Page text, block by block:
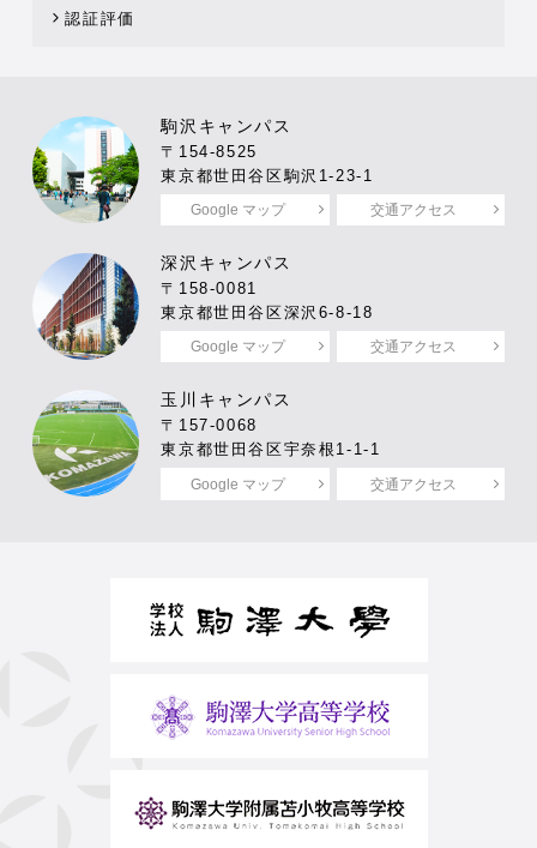
認証評価
駒沢キャンパス
〒154-8525
東京都世田谷区駒沢1-23-1
Google マップ 交通アクセス
深沢キャンパス
〒158-0081
東京都世田谷区深沢6-8-18
Google マップ 交通アクセス
玉川キャンパス
〒157-0068
東京都世田谷区宇奈根1-1-1
Google マップ 交通アクセス